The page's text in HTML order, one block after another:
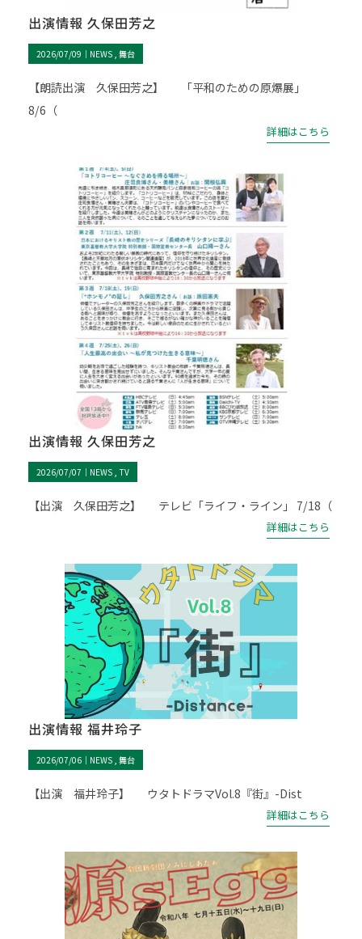
出演情報 久保田芳之
2026/07/09｜ NEWS 舞台
【朗読出演 久保田芳之】 「平和のための原爆展」
8/6（
詳細はこちら
出演情報 久保田芳之
2026/07/07｜ NEWS TV
【出演 久保田芳之】 テレビ「ライフ・ライン」 7/18（
詳細はこちら
出演情報 福井玲子
2026/07/06｜ NEWS 舞台
【出演 福井玲子】 ウタトドラマVol.8『街』-Dist
詳細はこちら